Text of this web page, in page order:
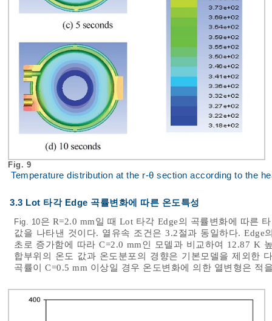
Fig. 9
Temperature distribution at the r-θ section according to the
3.3 Lot 타각 Edge 곡률변화에 따른 온도특성
Fig. 10은 R=2.0 mm일 때 Lot 타각 Edge의 곡률변화에 따른
값을 나타낸 것이다. 열유속 조건은 3.2절과 동일하다.
초로 증가함에 따라 C=2.0 mm인 모델과 비교하여 12.87 K
합부위의 온도 값과 온도분포의 경향은 기본모델을 제외한
곡률이 C=0.5 mm 이상일 경우 온도변화에 의한 열변형은 적